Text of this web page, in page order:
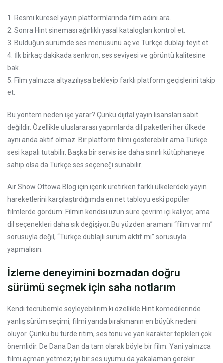
1. Resmi küresel yayın platformlarında film adını ara.
2. Sonra Hint sineması ağırlıklı yasal katalogları kontrol et.
3. Bulduğun sürümde ses menüsünü aç ve Türkçe dublajı teyit et.
4. İlk birkaç dakikada senkron, ses seviyesi ve görüntü kalitesine
bak.
5. Film yalnızca altyazılıysa bekleyip farklı platform geçişlerini takip
et.
Bu yöntem neden işe yarar? Çünkü dijital yayın lisansları sabit
değildir. Özellikle uluslararası yapımlarda dil paketleri her ülkede
aynı anda aktif olmaz. Bir platform filmi gösterebilir ama Türkçe
sesi kapalı tutabilir. Başka bir servis ise daha sınırlı kütüphaneye
sahip olsa da Türkçe ses seçeneği sunabilir.
Air Show Ottowa Blog için içerik üretirken farklı ülkelerdeki yayın
hareketlerini karşılaştırdığımda en net tabloyu eski popüler
filmlerde gördüm: Filmin kendisi uzun süre çevrim içi kalıyor, ama
dil seçenekleri daha sık değişiyor. Bu yüzden aramanı “film var mı”
sorusuyla değil, “Türkçe dublajlı sürüm aktif mi” sorusuyla
yapmalısın.
İzleme deneyimini bozmadan doğru
sürümü seçmek için saha notlarım
Kendi tecrübemle söyleyebilirim ki özellikle Hint komedilerinde
yanlış sürüm seçimi, filmi yarıda bırakmanın en büyük nedeni
oluyor. Çünkü bu türde ritim, ses tonu ve yan karakter tepkileri çok
önemlidir. De Dana Dan da tam olarak böyle bir film. Yani yalnızca
filmi açman yetmez; iyi bir ses uyumu da yakalaman gerekir.